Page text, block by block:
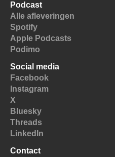
Podcast
Alle afleveringen
Spotify
Apple Podcasts
Podimo
Social media
Facebook
Instagram
X
Bluesky
Threads
LinkedIn
Contact